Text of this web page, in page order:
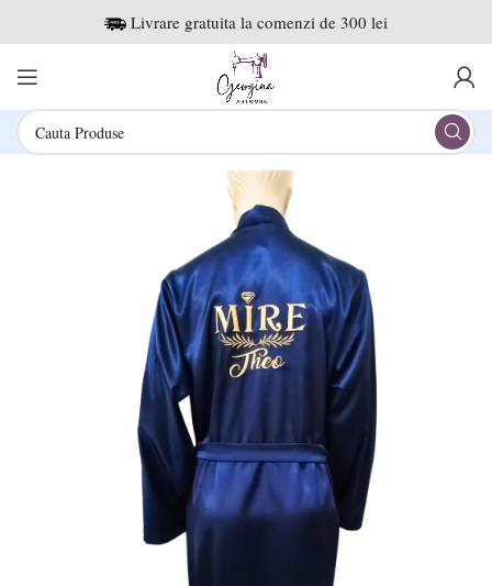
Livrare gratuita la comenzi de 300 lei